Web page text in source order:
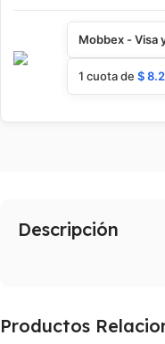
Mobbex - Visa
1 cuota de $
Descripción
Productos